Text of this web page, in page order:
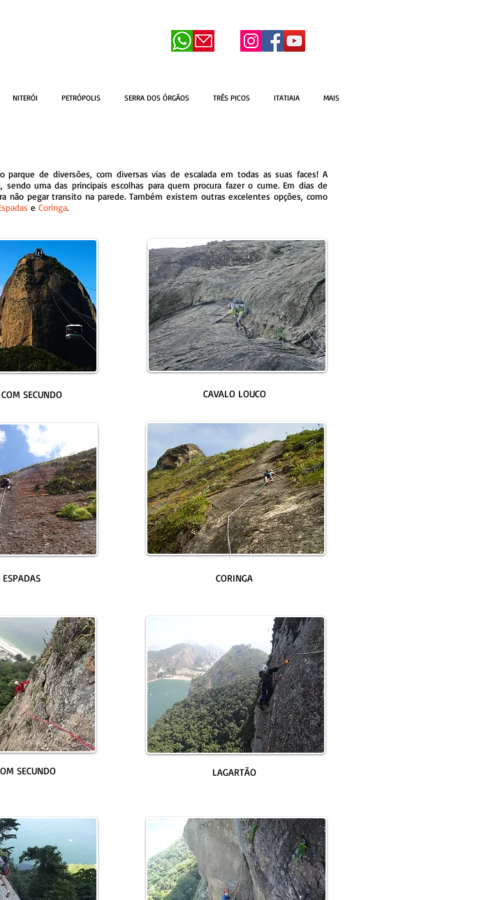
de diversões, com diversas vias de escalada em todas as suas faces! A
uma das principais escolhas para quem procura fazer o cume. Em dias de
pegar transito na parede. Também existem outras excelentes opções, como
e Coringa.
SECUNDO CAVALO LOUCO
CORINGA
SECUNDO LAGARTÃO
NITERÓI PETRÓPOLIS SERRA DOS ÓRGÃOS TRÊS PICOS ITATIAIA MAIS